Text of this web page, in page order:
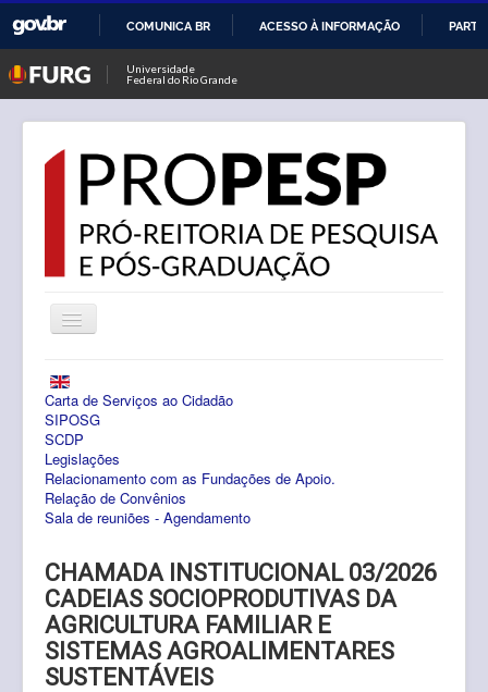
O
CONTEÚDO
COMUNICA BR ACESSO À INFORMAÇÃO
Universidade
Federal do Rio Grande
Alternar
Navegação
Notícias
PROPESP
Pesquisa
Pós-Graduação
Internacionalização.
Editais
Comitês
Carta de Serviços ao Cidadão
SIPOSG
SCDP
Legislações
Relacionamento com as Fundações de Apoio.
Relação de Convênios
Sala de reuniões - Agendamento
CHAMADA INSTITUCIONAL 03/2026
CADEIAS SOCIOPRODUTIVAS DA
AGRICULTURA FAMILIAR E
SISTEMAS AGROALIMENTARES
SUSTENTÁVEIS